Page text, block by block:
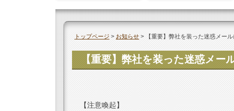
トップページ>お知らせ>【重要】弊社を装った迷惑メー
【重要】弊社を装った迷惑メー
【注意喚起】